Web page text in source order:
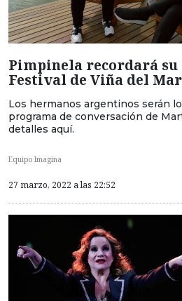
Pimpinela recordará su
Festival de Viña del
Los hermanos argentinos serán
programa de conversación de
detalles aquí.
Equipo Imagina
27 marzo, 2022 a las 22:52